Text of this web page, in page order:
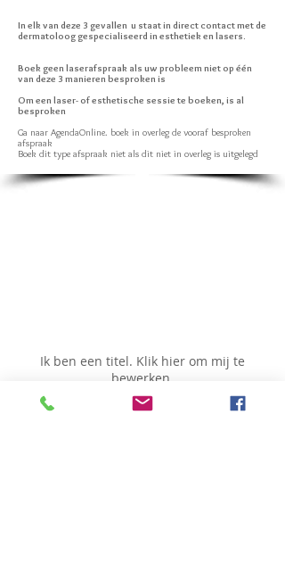
In elk van deze 3 gevallen u staat in direct contact met de
dermatoloog gespecialiseerd in esthetiek en lasers.
Boek geen laserafspraak als uw probleem niet op één
van deze 3 manieren besproken is
Om een laser- of esthetische sessie te boeken, is al
besproken
Ga naar AgendaOnline. boek in overleg de vooraf besproken
afspraak
Boek dit type afspraak niet als dit niet in overleg is uitgelegd
Ik ben een titel. ​Klik hier om mij te
bewerken.